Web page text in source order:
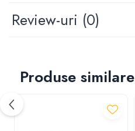
Accesorii pentru minitractoare
Pompe si sisteme de irigat
Pompe suprafata
Motopompe
Furtun gradina
Pistoale umflat pneumatice
Unelte si scule de mana
Ciocane si baroase
Prelate
Roti carucioare & platforme
Review-uri (0)
Produse similare